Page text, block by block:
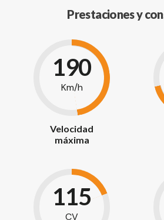
Prestaciones y
190
Km/h
Velocidad
máxima
115
CV